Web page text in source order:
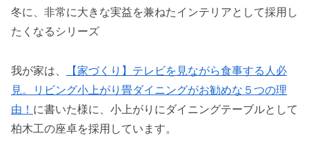
冬に、非常に大きな実益を兼ねたインテリアとして採用し
たくなるシリーズ
我が家は、
【家づくり】テレビを見ながら食事する人必
見。リビング小上がり畳ダイニングがお勧めな５つの理
由！ に書いた様に、小上がりにダイニングテーブルとして
柏木工の座卓を採用しています。